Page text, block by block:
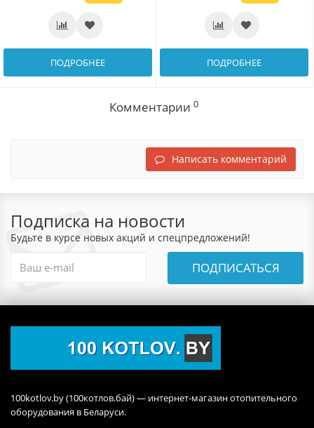
ПОДРОБНЕЕ ПОДРОБНЕЕ
Комментарии 0
Написать комментарий
Подписка на новости
Будьте в курсе новых акций и спецпредложений!
ПОДПИСАТЬСЯ
100kotlov.by (100котлов.бай) — интернет-магазин отопительного
оборудования в Беларуси.